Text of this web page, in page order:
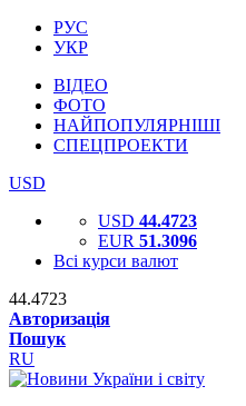
РУС
УКР
ВІДЕО
ФОТО
НАЙПОПУЛЯРНІШІ
СПЕЦПРОЕКТИ
USD
USD 44.4723
EUR 51.3096
Всі курси валют
44.4723
Авторизація
Пошук
RU